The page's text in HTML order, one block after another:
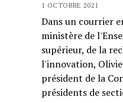
1 OCTOBRE 2021
Dans un courrier
ministère de
supérieur, de la
l'innovation,
président de la
présidents de